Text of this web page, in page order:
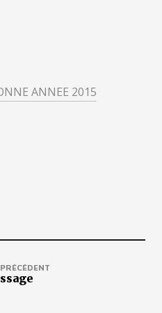
ANNEE 2015